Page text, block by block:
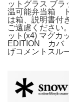
ットグラス ブラ
温可能弁当箱
は箱、説明書付
ご遠慮くださ
ット(x4) マグカ
EDITION カバ
げコメントスル